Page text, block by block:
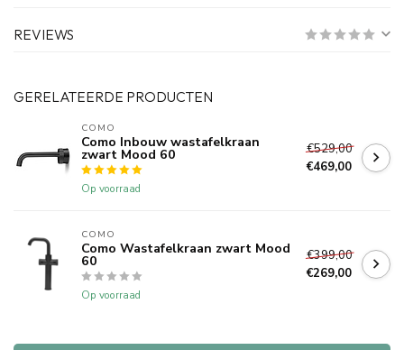
REVIEWS
GERELATEERDE PRODUCTEN
COMO
Como Inbouw wastafelkraan
zwart Mood 60
Op voorraad
€529,00
€469,00
COMO
Como Wastafelkraan zwart Mood
60
Op voorraad
€399,00
€269,00